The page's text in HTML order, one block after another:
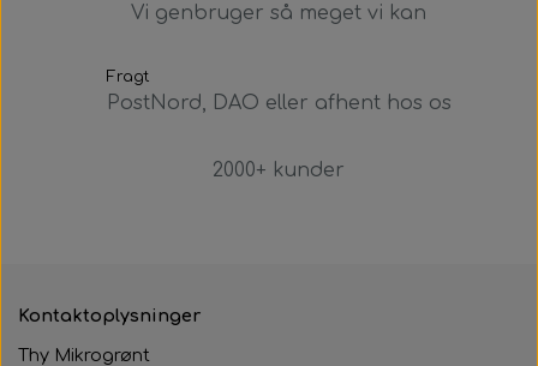
Vi genbruger så meget vi kan
Fragt
PostNord, DAO eller afhent hos os
2000+ kunder
Kontaktoplysninger
Thy Mikrogrønt